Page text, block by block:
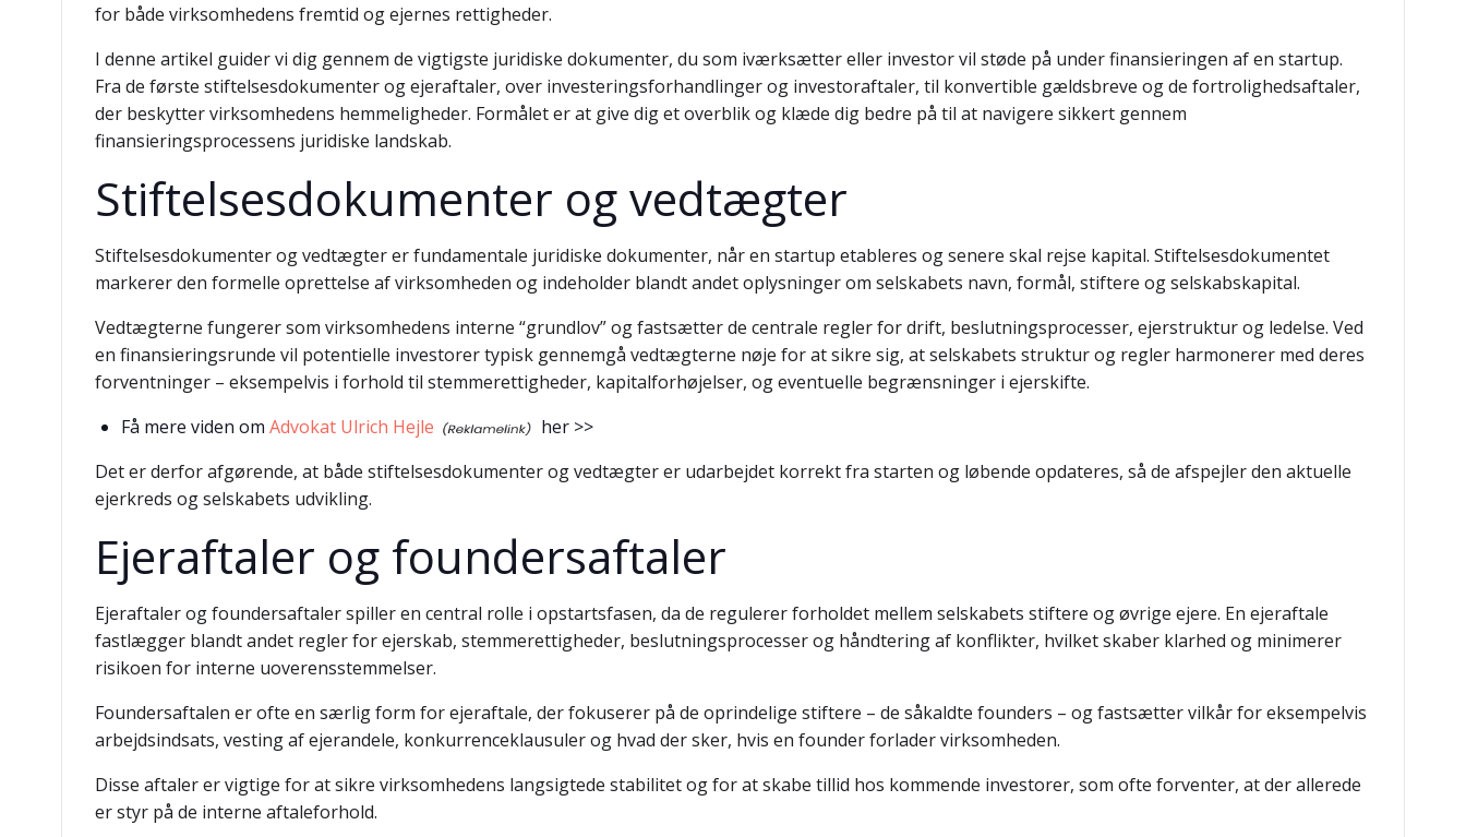
for både virksomhedens fremtid og ejernes rettigheder.
I denne artikel guider vi dig gennem de vigtigste juridiske dokumenter, du som iværksætter eller investor vil støde på under finansieringen af en startup.
Fra de første stiftelsesdokumenter og ejeraftaler, over investeringsforhandlinger og investoraftaler, til konvertible gældsbreve og de fortrolighedsaftaler,
der beskytter virksomhedens hemmeligheder. Formålet er at give dig et overblik og klæde dig bedre på til at navigere sikkert gennem
finansieringsprocessens juridiske landskab.
Stiftelsesdokumenter og vedtægter
Stiftelsesdokumenter og vedtægter er fundamentale juridiske dokumenter, når en startup etableres og senere skal rejse kapital. Stiftelsesdokumentet
markerer den formelle oprettelse af virksomheden og indeholder blandt andet oplysninger om selskabets navn, formål, stiftere og selskabskapital.
Vedtægterne fungerer som virksomhedens interne “grundlov” og fastsætter de centrale regler for drift, beslutningsprocesser, ejerstruktur og ledelse. Ved
en finansieringsrunde vil potentielle investorer typisk gennemgå vedtægterne nøje for at sikre sig, at selskabets struktur og regler harmonerer med deres
forventninger – eksempelvis i forhold til stemmerettigheder, kapitalforhøjelser, og eventuelle begrænsninger i ejerskifte.
Få mere viden om Advokat Ulrich Hejle
her >>
Det er derfor afgørende, at både stiftelsesdokumenter og vedtægter er udarbejdet korrekt fra starten og løbende opdateres, så de afspejler den aktuelle
ejerkreds og selskabets udvikling.
Ejeraftaler og foundersaftaler
Ejeraftaler og foundersaftaler spiller en central rolle i opstartsfasen, da de regulerer forholdet mellem selskabets stiftere og øvrige ejere. En ejeraftale
fastlægger blandt andet regler for ejerskab, stemmerettigheder, beslutningsprocesser og håndtering af konflikter, hvilket skaber klarhed og minimerer
risikoen for interne uoverensstemmelser.
Foundersaftalen er ofte en særlig form for ejeraftale, der fokuserer på de oprindelige stiftere – de såkaldte founders – og fastsætter vilkår for eksempelvis
arbejdsindsats, vesting af ejerandele, konkurrenceklausuler og hvad der sker, hvis en founder forlader virksomheden.
Disse aftaler er vigtige for at sikre virksomhedens langsigtede stabilitet og for at skabe tillid hos kommende investorer, som ofte forventer, at der allerede
er styr på de interne aftaleforhold.